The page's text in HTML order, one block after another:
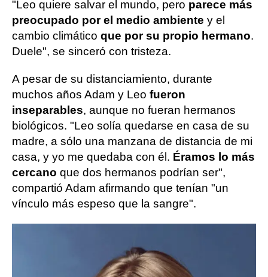
"Leo quiere salvar el mundo, pero parece más
preocupado por el medio ambiente y el
cambio climático que por su propio hermano.
Duele", se sinceró con tristeza.
A pesar de su distanciamiento, durante
muchos años Adam y Leo fueron
inseparables, aunque no fueran hermanos
biológicos. "Leo solía quedarse en casa de su
madre, a sólo una manzana de distancia de mi
casa, y yo me quedaba con él. Éramos lo más
cercano que dos hermanos podrían ser",
compartió Adam afirmando que tenían "un
vínculo más espeso que la sangre".